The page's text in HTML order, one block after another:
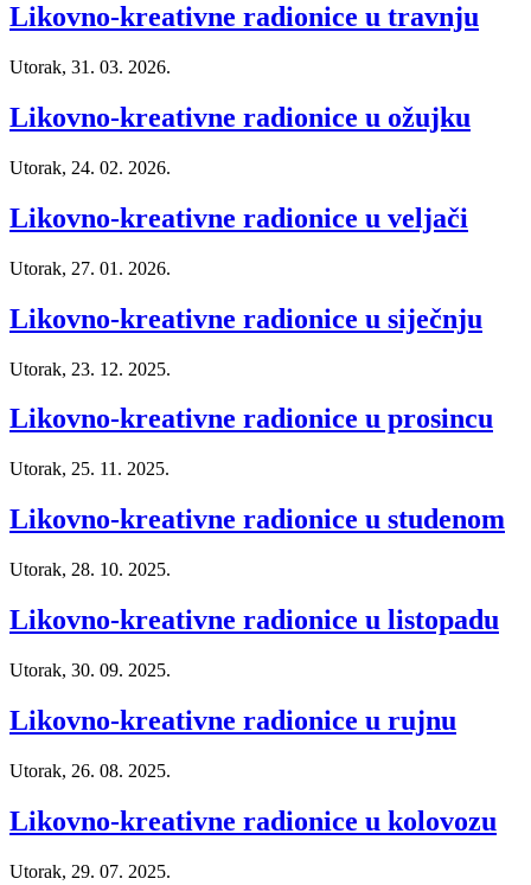
Likovno-kreativne radionice u travnju
Utorak, 31. 03. 2026.
Likovno-kreativne radionice u ožujku
Utorak, 24. 02. 2026.
Likovno-kreativne radionice u veljači
Utorak, 27. 01. 2026.
Likovno-kreativne radionice u siječnju
Utorak, 23. 12. 2025.
Likovno-kreativne radionice u prosincu
Utorak, 25. 11. 2025.
Likovno-kreativne radionice u studenom
Utorak, 28. 10. 2025.
Likovno-kreativne radionice u listopadu
Utorak, 30. 09. 2025.
Likovno-kreativne radionice u rujnu
Utorak, 26. 08. 2025.
Likovno-kreativne radionice u kolovozu
Utorak, 29. 07. 2025.